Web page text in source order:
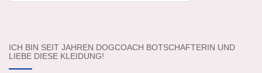
ICH BIN SEIT JAHREN DOGCOACH BOTSCHAFTERIN UND
LIEBE DIESE KLEIDUNG!